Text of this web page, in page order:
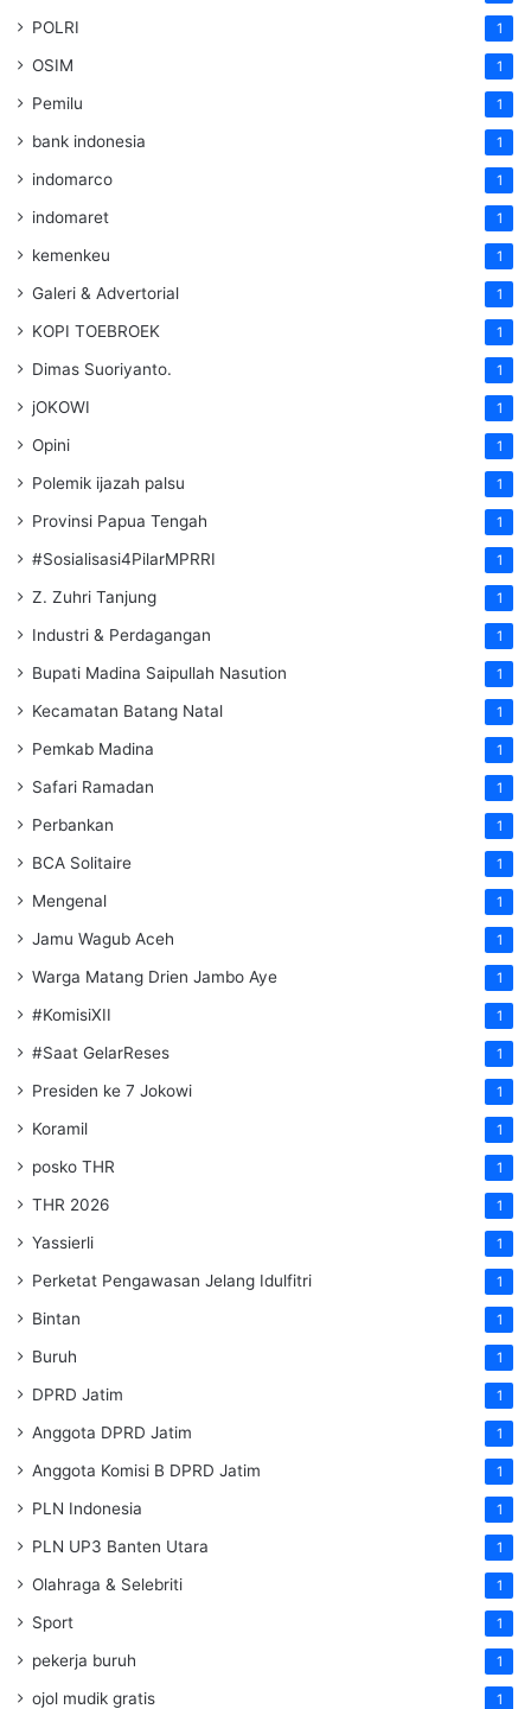
POLRI 1
OSIM 1
Pemilu 1
bank indonesia 1
indomarco 1
indomaret 1
kemenkeu 1
Galeri & Advertorial 1
KOPI TOEBROEK 1
Dimas Suoriyanto. 1
jOKOWI 1
Opini 1
Polemik ijazah palsu 1
Provinsi Papua Tengah 1
#Sosialisasi4PilarMPRRI 1
Z. Zuhri Tanjung 1
Industri & Perdagangan 1
Bupati Madina Saipullah Nasution 1
Kecamatan Batang Natal 1
Pemkab Madina 1
Safari Ramadan 1
Perbankan 1
BCA Solitaire 1
Mengenal 1
Jamu Wagub Aceh 1
Warga Matang Drien Jambo Aye 1
#KomisiXII 1
#Saat GelarReses 1
Presiden ke 7 Jokowi 1
Koramil 1
posko THR 1
THR 2026 1
Yassierli 1
Perketat Pengawasan Jelang Idulfitri 1
Bintan 1
Buruh 1
DPRD Jatim 1
Anggota DPRD Jatim 1
Anggota Komisi B DPRD Jatim 1
PLN Indonesia 1
PLN UP3 Banten Utara 1
Olahraga & Selebriti 1
Sport 1
pekerja buruh 1
ojol mudik gratis 1